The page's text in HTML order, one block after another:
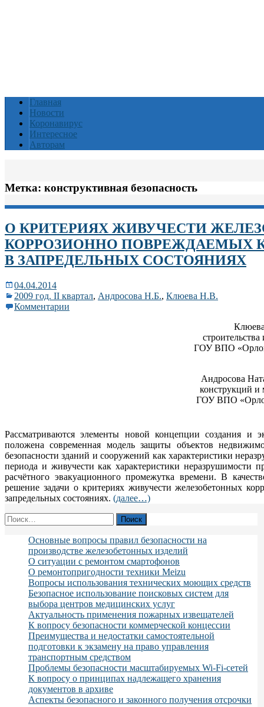
Главная
Новости
Коронавирус
Интересное
Авторам
Метка: конструктивная безопасность
О КРИТЕРИЯХ ЖИВУЧЕСТИ
КОРРОЗИОННО ПОВРЕЖДАЕМЫХ
В ЗАПРЕДЕЛЬНЫХ СОСТОЯНИЯХ
04.04.2014
2009 год. II квартал, Андросова Н.Б., Клюева Н.В.
Комментарии
строительства
ГОУ ВПО
Андросова
конструкций и
ГОУ ВПО
Рассматриваются элементы новой концепции создания и
положена современная модель защиты объектов
безопасности зданий и сооружений как характеристики
периода и живучести как характеристики неразрушимости
расчётного эвакуационного промежутка времени. В
решение задачи о критериях живучести железобетонных
запредельных состояниях. (далее…)
Найти:
Основные вопросы правил безопасности на
производстве железобетонных изделий
О ситуации с ремонтом смартофонов
О ремонтопригодности техники Meizu
Вопросы использования технических моющих средств
Безопасное использование поисковых систем для
выбора центров медицинских услуг
Актуальность применения пожарных извещателей
К вопросу безопасности коммерческой концессии
Преимущества и недостатки самостоятельной
подготовки к экзамену на право управления
транспортным средством
Проблемы безопасности масштабируемых Wi-Fi-сетей
К вопросу о принципах надлежащего хранения
документов в архиве
Аспекты безопасного и законного получения отсрочки